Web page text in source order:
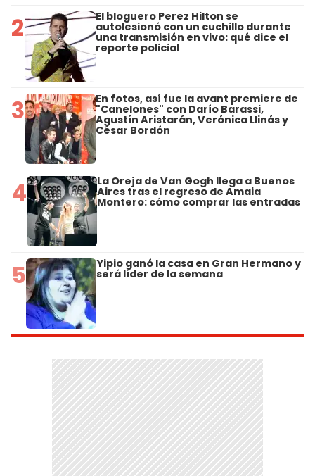
2 El bloguero Perez Hilton se
autolesionó con un cuchillo durante
una transmisión en vivo: qué dice el
reporte policial
3 En fotos, así fue la avant premiere de
"Canelones" con Darío Barassi,
Agustín Aristarán, Verónica Llinás y
César Bordón
4 La Oreja de Van Gogh llega a Buenos
Aires tras el regreso de Amaia
Montero: cómo comprar las entradas
5 Yipio ganó la casa en Gran Hermano y
será líder de la semana